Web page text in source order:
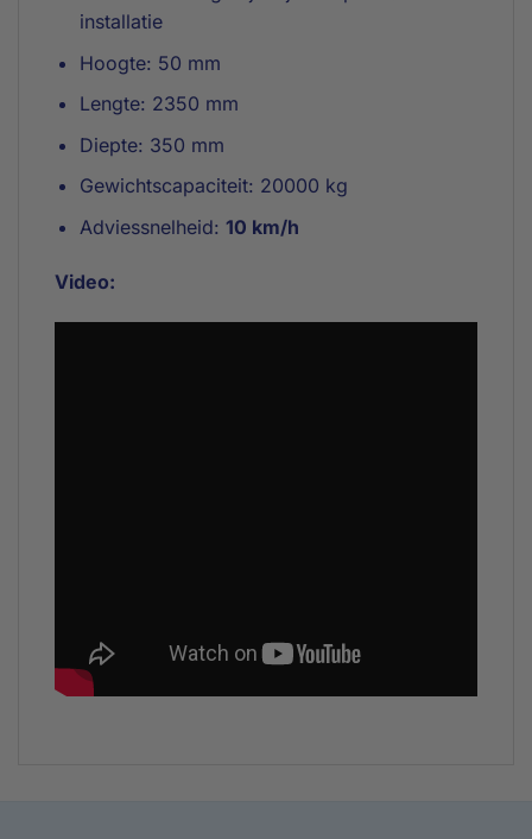
installatie
Hoogte: 50 mm
Lengte: 2350 mm
Diepte: 350 mm
Gewichtscapaciteit: 20000 kg
Adviessnelheid: 10 km/h
Video: